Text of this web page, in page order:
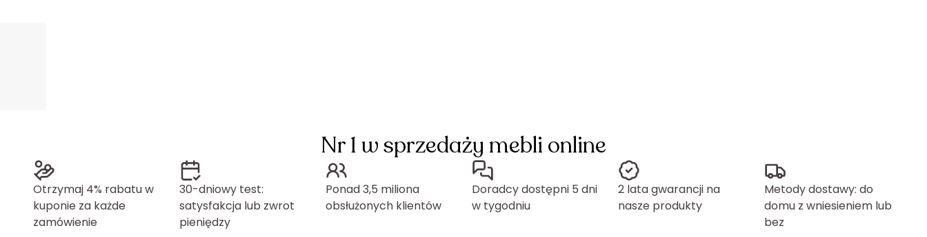
Nr 1 w sprzedaży mebli online
Otrzymaj 4% rabatu w
kuponie za każde
zamówienie
30-dniowy test:
satysfakcja lub zwrot
pieniędzy
Ponad 3,5 miliona
obsłużonych klientów
Doradcy dostępni 5 dni
w tygodniu
2 lata gwarancji na
nasze produkty
Metody dostawy: do
domu z wniesieniem lub
bez